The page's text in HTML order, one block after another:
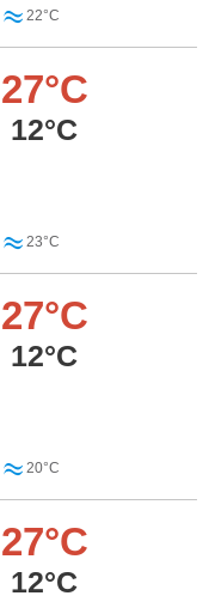
22°C
27°C
12°C
23°C
27°C
12°C
20°C
27°C
12°C